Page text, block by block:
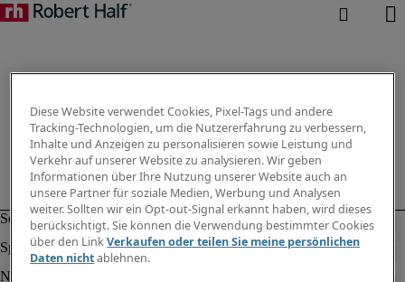
Diese Website verwendet Cookies, Pixel-Tags und andere
Tracking-Technologien, um die Nutzererfahrung zu verbessern,
Inhalte und Anzeigen zu personalisieren sowie Leistung und
Verkehr auf unserer Website zu analysieren. Wir geben
Informationen über Ihre Nutzung unserer Website auch an
unsere Partner für soziale Medien, Werbung und Analysen
weiter. Sollten wir ein Opt-out-Signal erkannt haben, wird dieses
berücksichtigt. Sie können die Verwendung bestimmter Cookies
über den LinkVerkaufen oder teilen Sie meine persönlichen
Daten nichtablehnen.